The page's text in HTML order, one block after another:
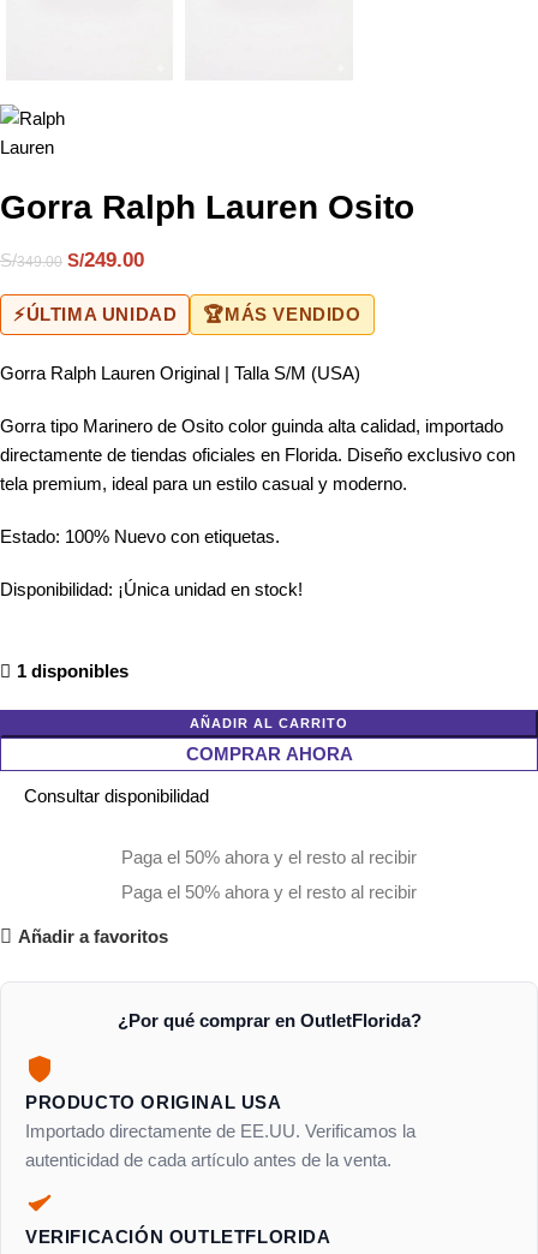
Gorra Ralph Lauren Osito
S/349.00 S/249.00
⚡ÚLTIMA UNIDAD 🏆MÁS VENDIDO
Gorra Ralph Lauren Original | Talla S/M (USA)
Gorra tipo Marinero de Osito color guinda alta calidad, importado
directamente de tiendas oficiales en Florida. Diseño exclusivo con
tela premium, ideal para un estilo casual y moderno.
Estado: 100% Nuevo con etiquetas.
Disponibilidad: ¡Única unidad en stock!
1 disponibles
AÑADIR AL CARRITO
COMPRAR AHORA
Consultar disponibilidad
Paga el 50% ahora y el resto al recibir
Paga el 50% ahora y el resto al recibir
Añadir a favoritos
¿Por qué comprar en OutletFlorida?
PRODUCTO ORIGINAL USA
Importado directamente de EE.UU. Verificamos la
autenticidad de cada artículo antes de la venta.
VERIFICACIÓN OUTLETFLORIDA